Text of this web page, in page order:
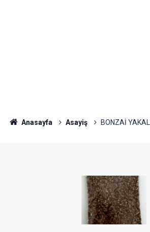
Anasayfa Asayiş BONZAİ